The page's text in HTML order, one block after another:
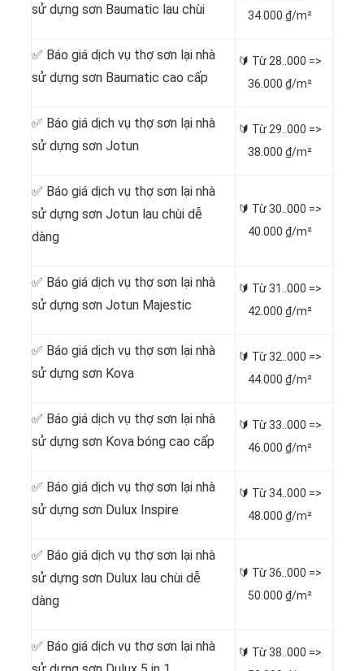
sử dựng sơn Baumatic lau chùi
34.000 ₫/m²
✅ Báo giá dịch vụ thợ sơn lại nhà
sử dựng sơn Baumatic cao cấp
🔰 Từ 28..000 =>
36.000 ₫/m²
✅ Báo giá dịch vụ thợ sơn lại nhà
sử dựng sơn Jotun
🔰 Từ 29..000 =>
38.000 ₫/m²
✅ Báo giá dịch vụ thợ sơn lại nhà
sử dựng sơn Jotun lau chùi dễ
dàng
🔰 Từ30..000 =>
40.000 ₫/m²
✅ Báo giá dịch vụ thợ sơn lại nhà
sử dựng sơn Jotun Majestic
🔰 Từ31..000 =>
42.000 ₫/m²
✅ Báo giá dịch vụ thợ sơn lại nhà
sử dựng sơn Kova
🔰 Từ32..000 =>
44.000 ₫/m²
✅ Báo giá dịch vụ thợ sơn lại nhà
sử dựng sơn Kova bóng cao cấp
🔰 Từ33..000 =>
46.000 ₫/m²
✅ Báo giá dịch vụ thợ sơn lại nhà
sử dựng sơn Dulux Inspire
🔰 Từ34..000 =>
48.000 ₫/m²
✅ Báo giá dịch vụ thợ sơn lại nhà
sử dựng sơn Dulux lau chùi dễ
dàng
🔰 Từ36..000 =>
50.000 ₫/m²
✅ Báo giá dịch vụ thợ sơn lại nhà
🔰 Từ38..000 =>